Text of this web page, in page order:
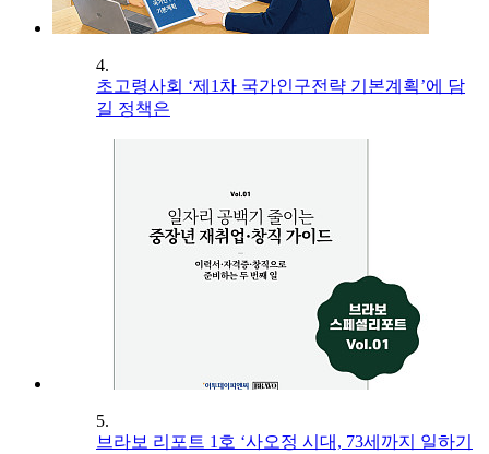
4.
초고령사회 ‘제1차 국가인구전략 기본계획’에 담
길 정책은
5.
브라보 리포트 1호 ‘사오정 시대, 73세까지 일하기